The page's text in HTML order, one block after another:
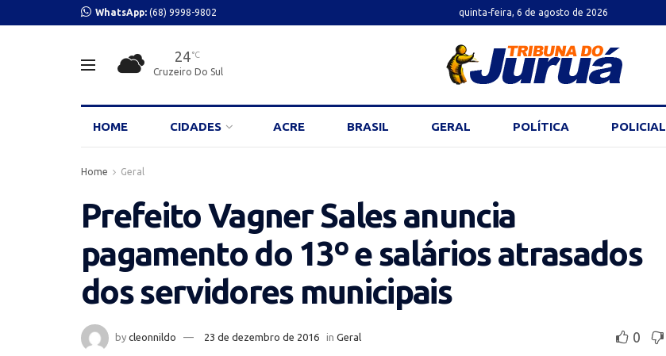
WhatsApp: (68) 9998-9802 quinta-feira, 6 de agosto de 2026
24 °C
Cruzeiro Do Sul
HOME CIDADES ACRE BRASIL GERAL POLÍTICA POLICIAL
Home Geral
Prefeito Vagner Sales anuncia
pagamento do 13º e salários atrasados
dos servidores municipais
by cleonnildo 23 de dezembro de 2016 in Geral 0